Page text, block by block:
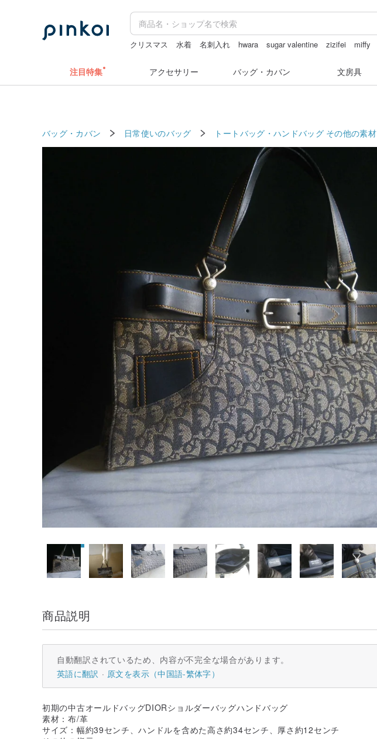
クリスマス 水着 名刺入れ hwara sugar valentine zizifei miffy
注目特集 アクセサリー バッグ・カバン 文房具
バッグ・カバン 日常使いのバッグ トートバッグ・ハンドバッグ その他の素材
商品説明
自動翻訳されているため、内容が不完全な場合があります。
英語に翻訳
原文を表示（中国語-繁体字）
初期の中古オールドバッグDIORショルダーバッグハンドバッグ
素材：布/革
サイズ：幅約39センチ、ハンドルを含めた高さ約34センチ、厚さ約12センチ